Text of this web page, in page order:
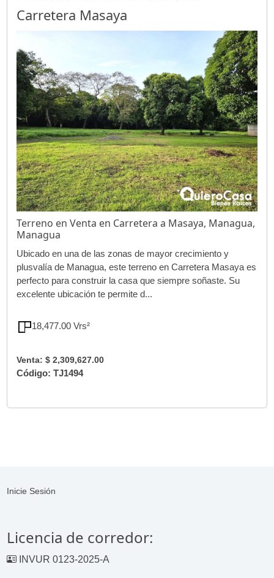
Carretera Masaya
Terreno en Venta en Carretera a Masaya, Managua,
Managua
Ubicado en una de las zonas de mayor crecimiento y
plusvalía de Managua, este terreno en Carretera Masaya es
perfecto para construir la casa que siempre soñaste. Su
excelente ubicación te permite d...
18,477.00 Vrs²
Venta: $ 2,309,627.00
Código: TJ1494
Inicie Sesión
Licencia de corredor:
INVUR 0123-2025-A